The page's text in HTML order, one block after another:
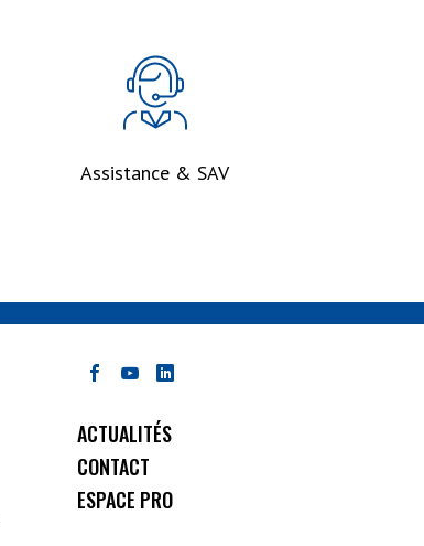
Assistance & SAV
ACTUALITÉS
CONTACT
ESPACE PRO